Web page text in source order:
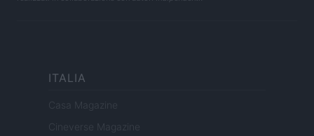
ITALIA
Casa Magazine
Cineverse Magazine